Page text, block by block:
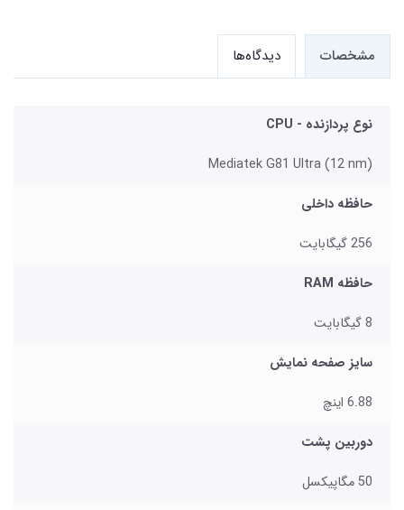
مشخصات دیدگاه‌ها
نوع پردازنده - CPU
Mediatek G81 Ultra (12 nm)
حافظه داخلی
256 گیگابایت
حافظه RAM
8 گیگابایت
سایز صفحه نمایش
6.88 اینچ
دوربین پشت
50 مگاپیکسل